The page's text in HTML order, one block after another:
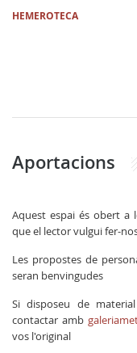
HEMEROTECA
Aportacions
Aquest espai és obert a
que el lector vulgui fer-
Les propostes de
seran benvingudes
Si disposeu de
contactar amb
vos l'original